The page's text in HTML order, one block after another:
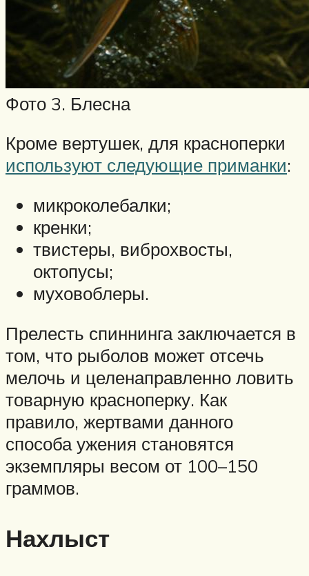
Фото 3. Блесна
Кроме вертушек, для красноперки
используют следующие приманки:
микроколебалки;
кренки;
твистеры, виброхвосты,
октопусы;
муховоблеры.
Прелесть спиннинга заключается в
том, что рыболов может отсечь
мелочь и целенаправленно ловить
товарную красноперку. Как
правило, жертвами данного
способа ужения становятся
экземпляры весом от 100–150
граммов.
Нахлыст